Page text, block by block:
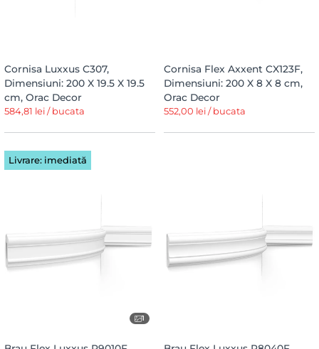
Cornisa Luxxus C307,
Dimensiuni: 200 X 19.5 X 19.5
cm, Orac Decor
584,81 lei / bucata
Cornisa Flex Axxent CX123F,
Dimensiuni: 200 X 8 X 8 cm,
Orac Decor
552,00 lei / bucata
1
Livrare: imediată